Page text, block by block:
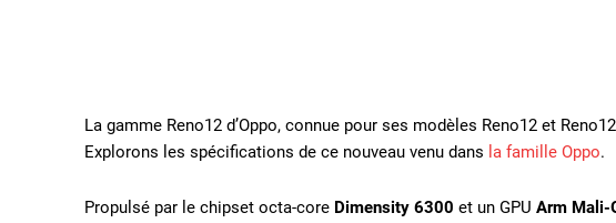
La gamme Reno12 d’Oppo, connue pour ses modèles Reno12 et
Explorons les spécifications de ce nouveau venu dans la famille Oppo.
Propulsé par le chipset octa-core Dimensity 6300 et un GPU Arm Mali-